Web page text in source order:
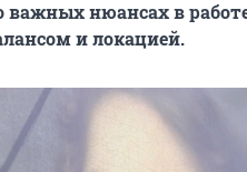
важных нюансах в
и локацией.